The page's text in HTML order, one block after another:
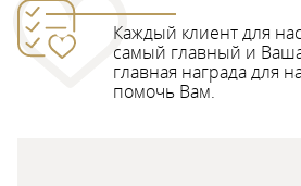
Каждый клиент для
самый главный и
главная награда для
помочь Вам.